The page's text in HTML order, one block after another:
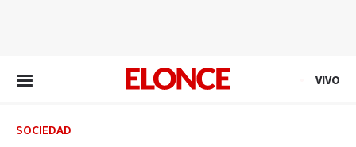
VIVO
SOCIEDAD